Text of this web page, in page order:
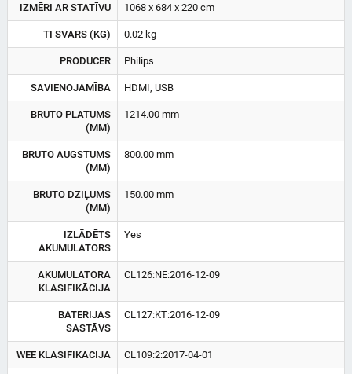
IZMĒRI AR STATĪVU 1068 x 684 x 220 cm
TI SVARS (KG) 0.02 kg
PRODUCER Philips
SAVIENOJAMĪBA HDMI, USB
BRUTO PLATUMS
(MM)
1214.00 mm
BRUTO AUGSTUMS
(MM)
800.00 mm
BRUTO DZIĻUMS
(MM)
150.00 mm
IZLĀDĒTS
AKUMULATORS
Yes
AKUMULATORA
KLASIFIKĀCIJA
CL126:NE:2016-12-09
BATERIJAS
SASTĀVS
CL127:KT:2016-12-09
WEE KLASIFIKĀCIJA CL109:2:2017-04-01